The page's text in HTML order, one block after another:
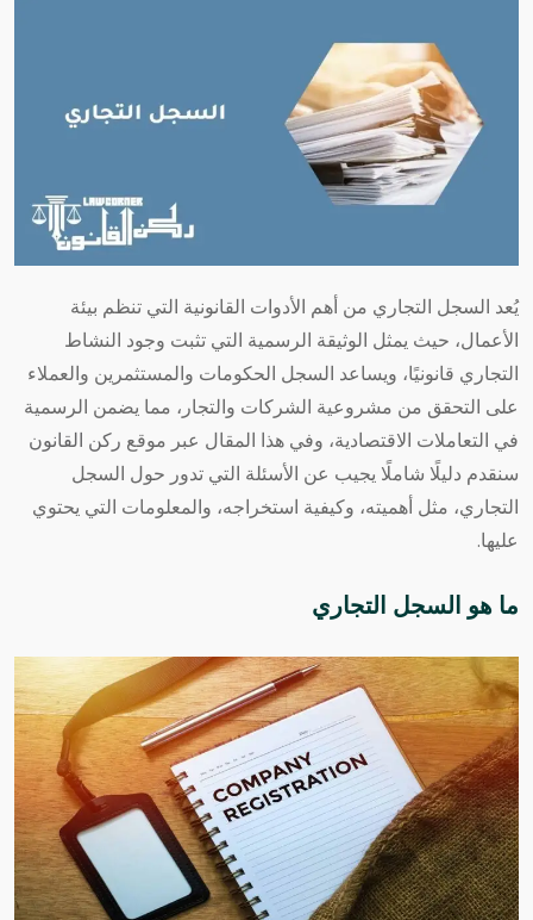
يُعد السجل التجاري من أهم الأدوات القانونية التي تنظم بيئة
الأعمال، حيث يمثل الوثيقة الرسمية التي تثبت وجود النشاط
التجاري قانونيًا، ويساعد السجل الحكومات والمستثمرين والعملاء
على التحقق من مشروعية الشركات والتجار، مما يضمن الرسمية
في التعاملات الاقتصادية، وفي هذا المقال عبر موقع ركن القانون
سنقدم دليلًا شاملًا يجيب عن الأسئلة التي تدور حول السجل
التجاري، مثل أهميته، وكيفية استخراجه، والمعلومات التي يحتوي
عليها.
ما هو السجل التجاري